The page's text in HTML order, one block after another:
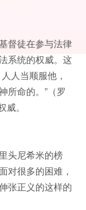
督徒在参与法律
系统的权威。这
人当顺服他，
所命的。”（罗
。
头尼希米的榜
对很多的困难，
张正义的这样的